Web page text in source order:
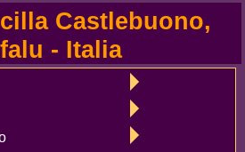
Castlebuono,
- Italia